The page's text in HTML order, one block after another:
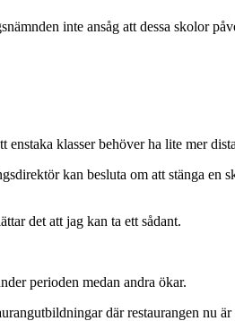
inte ansåg att dessa skolor
klasser behöver ha lite mer
kan besluta om att stänga en
det att jag kan ta ett sådant.
perioden medan andra ökar.
där restaurangen nu